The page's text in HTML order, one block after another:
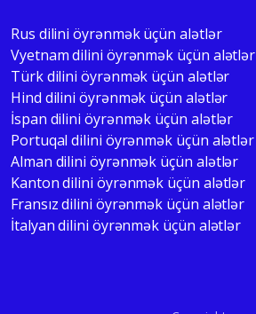
Rus dilini öyrənmək üçün alətlər
Vyetnam dilini öyrənmək üçün alətlər
Türk dilini öyrənmək üçün alətlər
Hind dilini öyrənmək üçün alətlər
İspan dilini öyrənmək üçün alətlər
Portuqal dilini öyrənmək üçün alətlər
Alman dilini öyrənmək üçün alətlər
Kanton dilini öyrənmək üçün alətlər
Fransız dilini öyrənmək üçün alətlər
İtalyan dilini öyrənmək üçün alətlər